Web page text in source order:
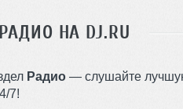
РАДИО НА DJ.RU
Радио — слушайте
7!
подписание контрактов
ремиксы, радиошоу, мастер-
другие события из мира
даже с ошибками — наш
и опубликует